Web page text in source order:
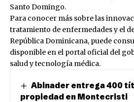
Santo Domingo.
Para conocer más sobre las
tratamiento de enfermedades y el
República Dominicana, puede
disponible en el portal oficial del
salud y tecnología médica.
Abinader entrega 400
propiedad en Montecristi